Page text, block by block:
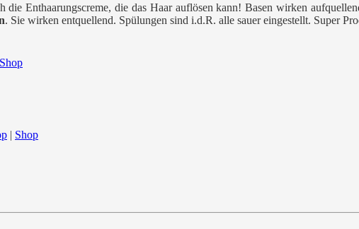
Enthaarungscreme, die das Haar auflösen kann! Basen wirken
. Sie wirken entquellend. Spülungen sind i.d.R. alle sauer eingestellt. Super
Shop
| Shop